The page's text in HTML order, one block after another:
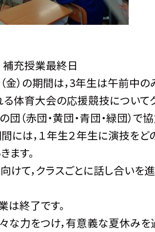
補充授業最終日
（金）の期間は，3年生は午前中
体育大会の応援競技について
（赤団・黄団・青団・緑団）で
は，１年生２年生に演技をど
ます。
て，クラスごとに話し合いを進
終了です。
力をつけ，有意義な夏休みを